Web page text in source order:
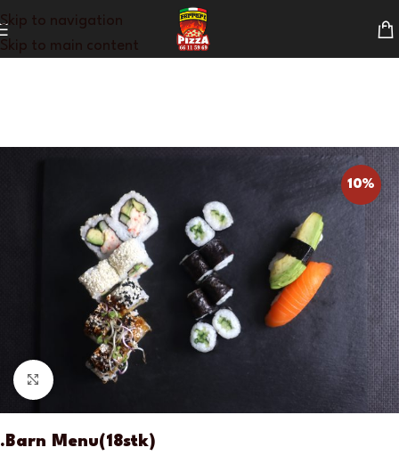
Skip to navigation
Skip to main content
10%
Klik for at forstørre
.Barn Menu(18stk)